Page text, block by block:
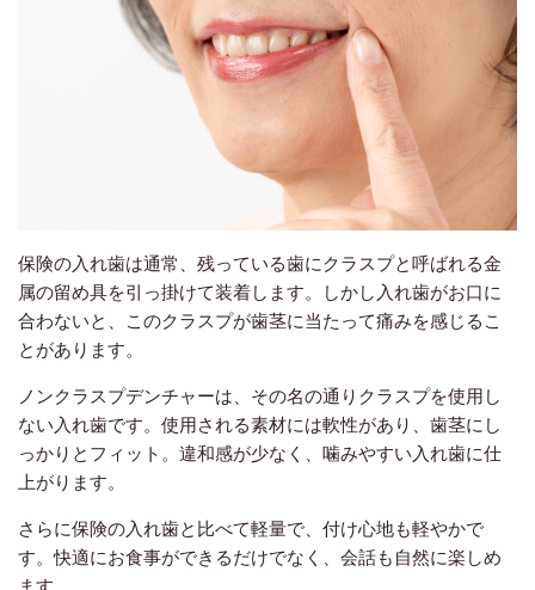
保険の入れ歯は通常、残っている歯にクラスプと呼ばれる金
属の留め具を引っ掛けて装着します。しかし入れ歯がお口に
合わないと、このクラスプが歯茎に当たって痛みを感じるこ
とがあります。
ノンクラスプデンチャーは、その名の通りクラスプを使用し
ない入れ歯です。使用される素材には軟性があり、歯茎にし
っかりとフィット。違和感が少なく、噛みやすい入れ歯に仕
上がります。
さらに保険の入れ歯と比べて軽量で、付け心地も軽やかで
す。快適にお食事ができるだけでなく、会話も自然に楽しめ
ます。